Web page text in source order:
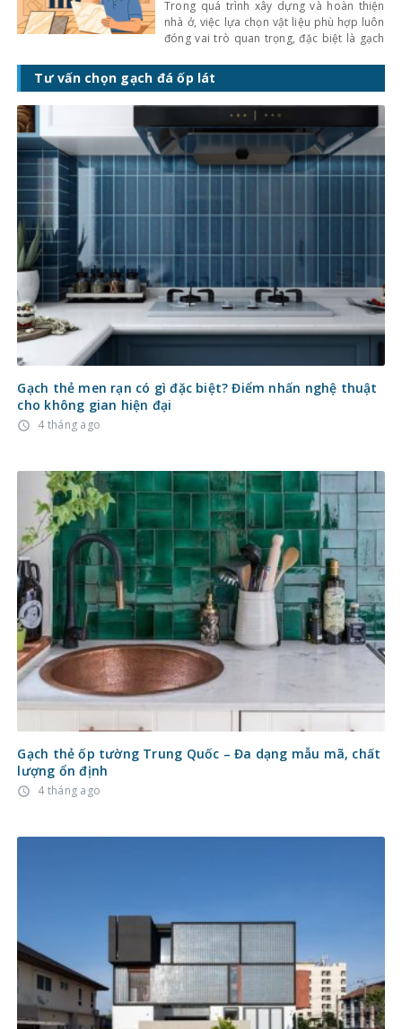
Trong quá trình xây dựng và hoàn thiện
nhà ở, việc lựa chọn vật liệu phù hợp luôn
đóng vai trò quan trọng, đặc biệt là gạch
giá gạch ốp lát hiện nay còn quyết định
trực tiếp đến tổng chi phí công trình. Vậy
gạch
Tư vấn chọn gạch đá ốp lát
Gạch thẻ men rạn có gì đặc biệt? Điểm nhấn nghệ thuật
cho không gian hiện đại
access_time 4 tháng ago
Gạch thẻ ốp tường Trung Quốc – Đa dạng mẫu mã, chất
lượng ổn định
access_time 4 tháng ago